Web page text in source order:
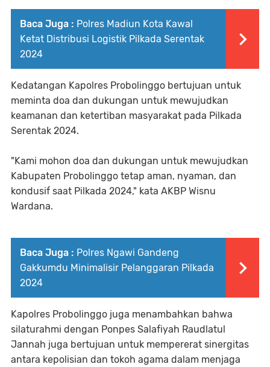
Baca Juga : Polres Madiun Kota Kawal
Ketat Distribusi Logistik Pilkada Serentak
2024
Kedatangan Kapolres Probolinggo bertujuan untuk
meminta doa dan dukungan untuk mewujudkan
keamanan dan ketertiban masyarakat pada Pilkada
Serentak 2024.
"Kami mohon doa dan dukungan untuk mewujudkan
Kabupaten Probolinggo tetap aman, nyaman, dan
kondusif saat Pilkada 2024," kata AKBP Wisnu
Wardana.
Baca Juga : Polres Ngawi Gandeng
Gakkumdu Minimalisir Pelanggaran Pilkada
2024
Kapolres Probolinggo juga menambahkan bahwa
silaturahmi dengan Ponpes Salafiyah Raudlatul
Jannah juga bertujuan untuk mempererat sinergitas
antara kepolisian dan tokoh agama dalam menjaga